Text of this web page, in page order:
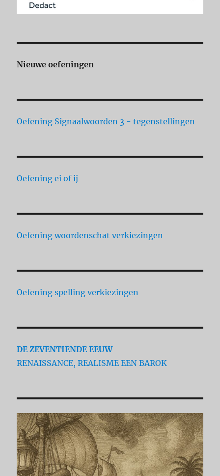
Nieuwe oefeningen
Oefening Signaalwoorden 3 - tegenstellingen
Oefening ei of ij
Oefening woordenschat verkiezingen
Oefening spelling verkiezingen
DE ZEVENTIENDE EEUW
RENAISSANCE, REALISME EEN BAROK